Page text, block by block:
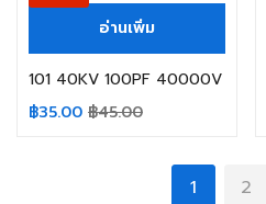
อ่านเพิ่ม
101 40KV 100PF 40000V
฿35.00 ฿45.00
1 2